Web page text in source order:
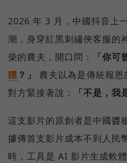
2026 年 3 月，中國抖音上
潮，身穿紅黑刺繡俠客服的
柴的農夫，開口問：
「你可
狸 ？」
農夫以為是傳統報
對方緊接著說：
「不是，我
這支影片的原創者是中國醬
據傳首支影片成本不到人民
時，工具是 AI 影片生成軟